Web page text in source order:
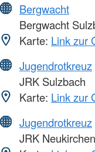
Bergwacht
Bergwacht
Karte: Link zur
Jugendrotkreuz
JRK Sulzbach
Karte: Link zur
Jugendrotkreuz
JRK Neukirchen